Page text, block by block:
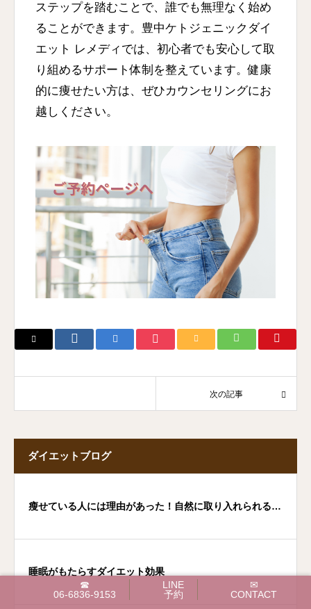
ステップを踏むことで、誰でも無理なく始め
ることができます。豊中ケトジェニックダイ
エット レメディでは、初心者でも安心して取
り組めるサポート体制を整えています。健康
的に痩せたい方は、ぜひカウンセリングにお
越しください。
次の記事
ダイエットブログ
瘦せている人には理由があった！自然に取り入れられる生
睡眠がもたらすダイエット効果
☎
06-6836-9153
LINE
予約
✉
CONTACT